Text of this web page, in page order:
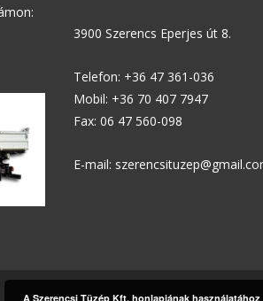
3900 Szerencs Eperjes út 8.
Telefon: +36 47 361-036
Mobil: +36 70 407 7947
Fax: 06 47 560-098
E-mail:
A Szerencsi Tüzép Kft. honlapjának